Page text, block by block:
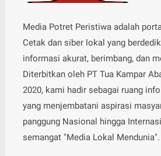
Media Potret Peristiwa adalah
Cetak dan siber lokal yang
informasi akurat, berimbang, dan
Diterbitkan oleh PT Tua Kampar
2020, kami hadir sebagai ruang
yang menjembatani aspirasi
panggung Nasional hingga
semangat "Media Lokal Mendunia".